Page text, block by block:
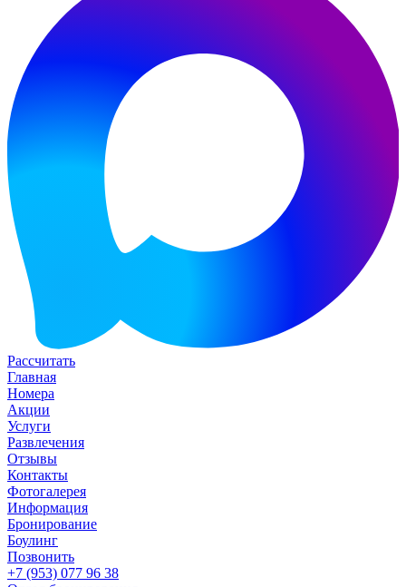
Рассчитать
Главная
Номера
Акции
Услуги
Развлечения
Отзывы
Контакты
Фотогалерея
Информация
Бронирование
Боулинг
Позвонить
+7 (953) 077 96 38